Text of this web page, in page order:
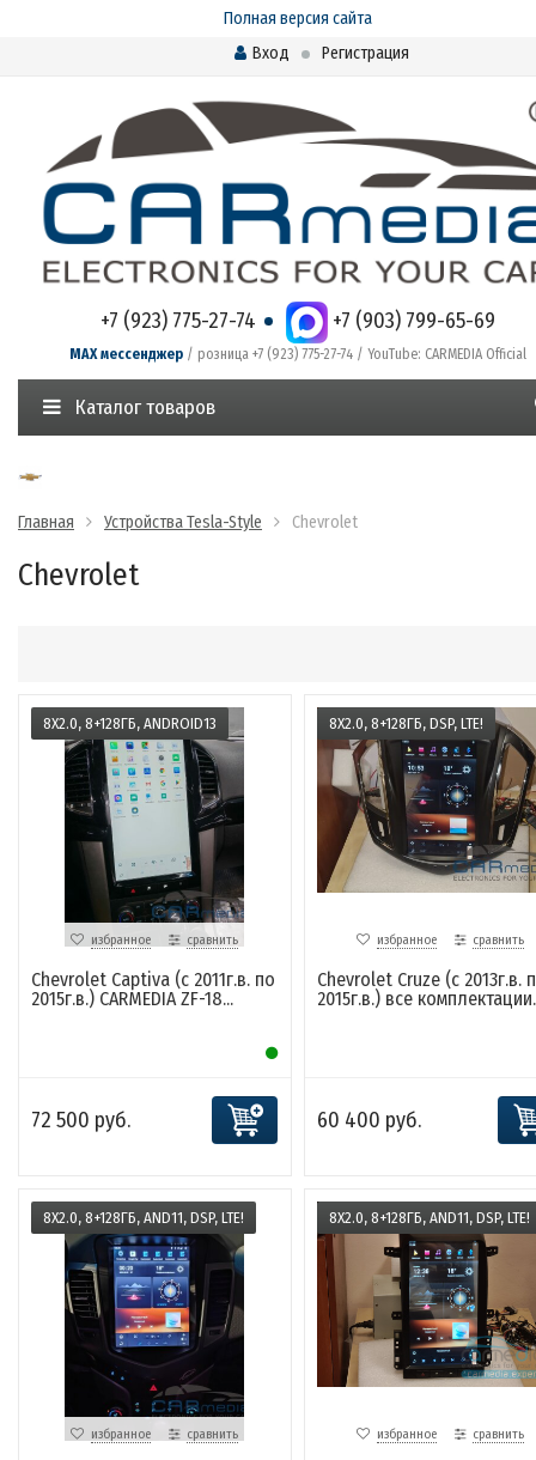
Полная версия сайта
Вход
Регистрация
+7 (923) 775-27-74 +7 (903) 799-65-69
MAX мессенджер/ розница +7 (923) 775-27-74 / YouTube: CARMEDIA Official
Каталог товаров
Главная Устройства Tesla-Style Chevrolet
Chevrolet
8X2.0, 8+128ГБ, ANDROID13
избранное сравнить
Chevrolet Captiva (с 2011г.в. по
2015г.в.) CARMEDIA ZF-18...
72 500 руб.
8X2.0, 8+128ГБ, DSP, LTE!
избранное сравнить
Chevrolet Cruze (с 2013г.в.
2015г.в.) все
60 400 руб.
8X2.0, 8+128ГБ, AND11, DSP, LTE!
избранное сравнить
8X2.0, 8+128ГБ, AND11, DSP, LTE!
избранное сравнить